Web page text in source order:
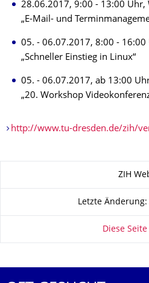
28.06.2017, 9:00 - 13:00 Uhr,
„E-Mail- und
05. - 06.07.2017, 8:00 - 16:00
„Schneller Einstieg in Linux“
05. - 06.07.2017, ab 13:00
„20. Workshop
http://www.tu-dresden.de/zih/
ZIH
Letzte
Diese